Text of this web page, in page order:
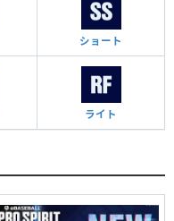
ショート
ライト